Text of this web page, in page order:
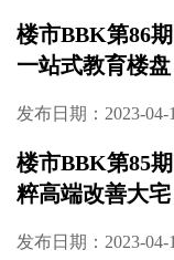
楼市BBK第86
一站式教育楼盘
发布日期：2023-04-
楼市BBK第85
粹高端改善大宅
发布日期：2023-04-